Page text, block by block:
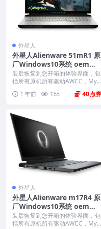
外星人
外星人Alienware 51mR1 原
厂Windows10系统 oem系
统 带F12 SupportAssist OS
Recovery恢复
装后恢复到您开箱的体验界面，包
括所有原机所有驱动AWCC，Myd
1 年前 165 40
外星人
外星人Alienware m17R4 原
厂Windows10系统 oem系
统 带F12 SupportAssist OS
Recovery恢复
装后恢复到您开箱的体验界面，包
括所有原机所有驱动AWCC，Myd